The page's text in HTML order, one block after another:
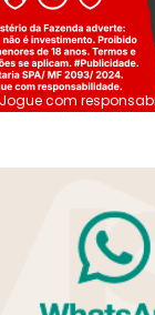
Jogue com